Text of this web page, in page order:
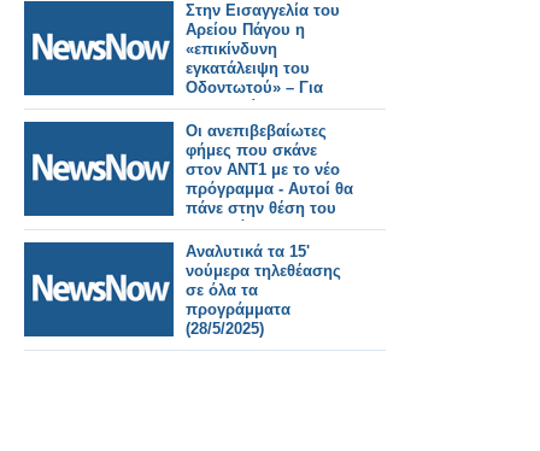
Στην Εισαγγελία του
Αρείου Πάγου η
«επικίνδυνη
εγκατάλειψη του
Οδοντωτού» – Για
«παραλείψεις ΟΣΕ,
Hellenic Train,
Υπουργείων»
Οι ανεπιβεβαίωτες
φήμες που σκάνε
στον ΑΝΤ1 με το νέο
πρόγραμμα - Αυτοί θα
πάνε στην θέση του
Παπαδάκη;
Αναλυτικά τα 15'
νούμερα τηλεθέασης
σε όλα τα
προγράμματα
(28/5/2025)